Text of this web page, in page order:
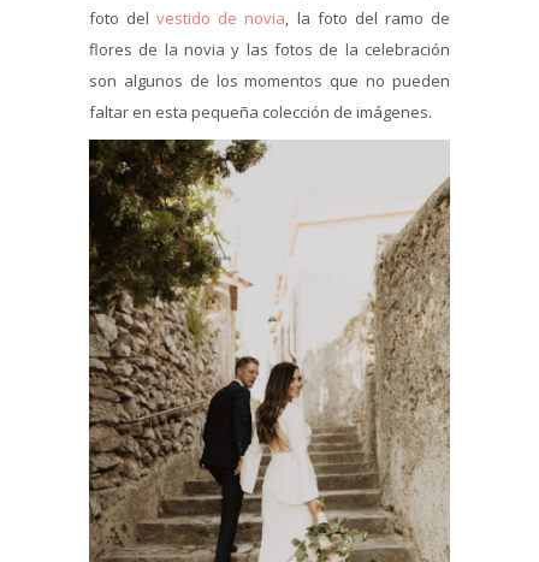
foto delvestido de novia, la foto del ramo de
flores de la novia y las fotos de la celebración
son algunos de los momentos que no pueden
faltar en esta pequeña colección de imágenes.